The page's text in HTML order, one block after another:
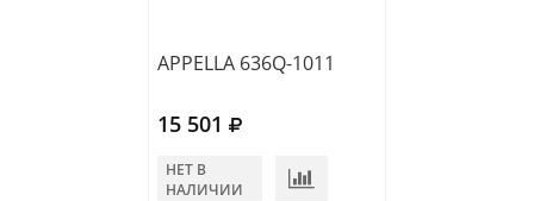
APPELLA 636Q-1011
15 501
НЕТ В
НАЛИЧИИ